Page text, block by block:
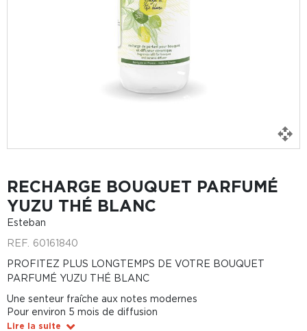
RECHARGE BOUQUET PARFUMÉ
YUZU THÉ BLANC
Esteban
REF. 60161840
PROFITEZ PLUS LONGTEMPS DE VOTRE BOUQUET
PARFUMÉ YUZU THÉ BLANC
Une senteur fraîche aux notes modernes
Pour environ 5 mois de diffusion
Lire la suite